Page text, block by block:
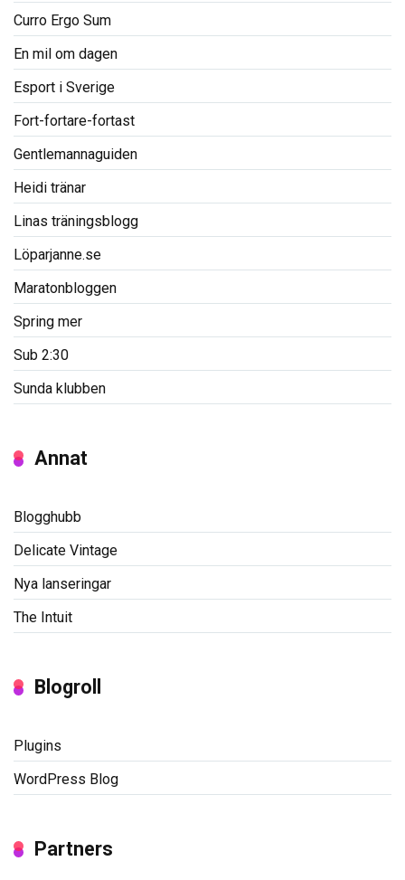
Curro Ergo Sum
En mil om dagen
Esport i Sverige
Fort-fortare-fortast
Gentlemannaguiden
Heidi tränar
Linas träningsblogg
Löparjanne.se
Maratonbloggen
Spring mer
Sub 2:30
Sunda klubben
Annat
Blogghubb
Delicate Vintage
Nya lanseringar
The Intuit
Blogroll
Plugins
WordPress Blog
Partners